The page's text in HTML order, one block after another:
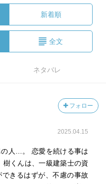
新着順
全文
ネタバレ
フォロー
2025.04.15
人…。 恋愛を続ける事は
くんは、一級建築士の資
きるはずが、不慮の事故